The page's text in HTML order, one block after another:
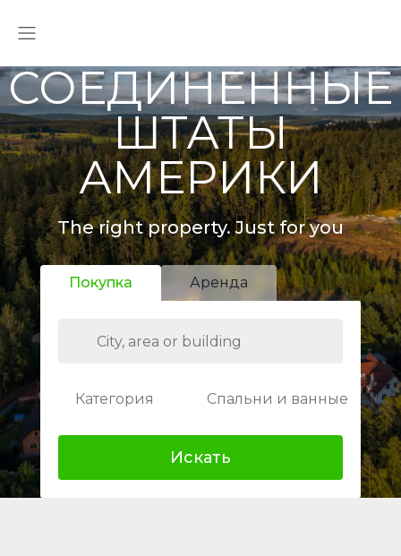
СОЕДИНЕННЫЕ
ШТАТЫ
АМЕРИКИ
The right property. Just for you
Покупка Аренда
Категория Спальни и ванные
Искать